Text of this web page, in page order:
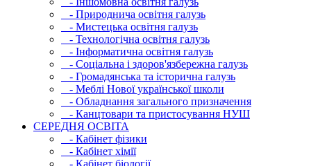
- Природнича освітня галузь
- Мистецька освітня галузь
- Технологічна освітня галузь
- Інфopматична освітня галузь
- Соціальна і здоров'язбережна галузь
- Громадянська та історична галузь
- Меблі Нової української школи
- Обладнання загального призначення
- Канцтовари та пристосування НУШ
СЕРЕДНЯ ОСВIТА
- Кабінет фізики
- Кабінет хімії